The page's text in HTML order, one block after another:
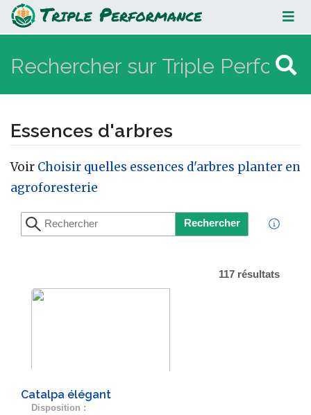
Essences d'arbres
Essences d'arbres
Aller à :navigation,rechercher
Voir Choisir quelles essences d'arbres planter en
agroforesterie
Rechercher
117 résultats
Catalpa élégant
Disposition :